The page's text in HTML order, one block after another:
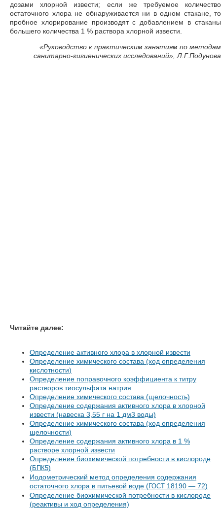
дозами хлорной извести; если же требуемое количество
остаточного хлора не обнаруживается ни в одном стакане, то
пробное хлорирование производят с добавлением в стаканы
большего количества 1 % раствора хлорной извести.
«Руководство к практическим занятиям по методам
санитарно-гигиенических исследований», Л.Г.Подунова
Читайте далее:
Определение активного хлора в хлорной извести
Определение химического состава (ход определения
кислотности)
Определение поправочного коэффициента к титру
растворов тиосульфата натрия
Определение химического состава (щелочность)
Определение содержания активного хлора в хлорной
извести (навеска 3,55 г на 1 дм3 воды)
Определение химического состава (ход определения
щелочности)
Определение содержания активного хлора в 1 %
растворе хлорной извести
Определение биохимической потребности в кислороде
(БПК5)
Иодометрический метод определения содержания
остаточного хлора в питьевой воде ( ГОСТ
18190 — 72)
Определение биохимической потребности в кислороде
(реактивы и ход определения)